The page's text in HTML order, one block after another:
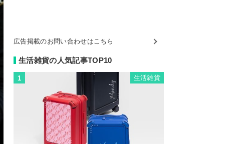
広告掲載のお問い合わせはこちら
生活雑貨の人気記事TOP10
1 生活雑貨